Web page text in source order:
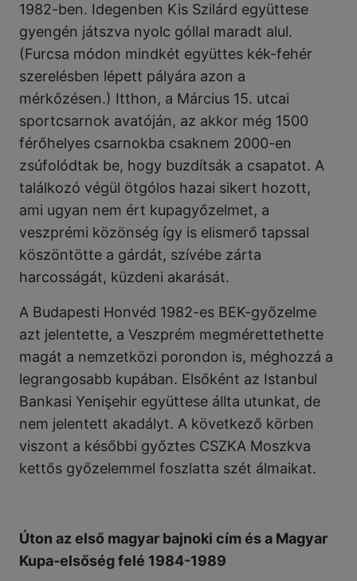
1982-ben. Idegenben Kis Szilárd együttese
gyengén játszva nyolc góllal maradt alul.
(Furcsa módon mindkét együttes kék-fehér
szerelésben lépett pályára azon a
mérkőzésen.) Itthon, a Március 15. utcai
sportcsarnok avatóján, az akkor még 1500
férőhelyes csarnokba csaknem 2000-en
zsúfolódtak be, hogy buzdítsák a csapatot. A
találkozó végül ötgólos hazai sikert hozott,
ami ugyan nem ért kupagyőzelmet, a
veszprémi közönség így is elismerő tapssal
köszöntötte a gárdát, szívébe zárta
harcosságát, küzdeni akarását.
A Budapesti Honvéd 1982-es BEK-győzelme
azt jelentette, a Veszprém megmérettethette
magát a nemzetközi porondon is, méghozzá a
legrangosabb kupában. Elsőként az Istanbul
Bankasi Yenişehir együttese állta utunkat, de
nem jelentett akadályt. A következő körben
viszont a későbbi győztes CSZKA Moszkva
kettős győzelemmel foszlatta szét álmaikat.
Úton az első magyar bajnoki cím és a Magyar
Kupa-elsőség felé 1984-1989